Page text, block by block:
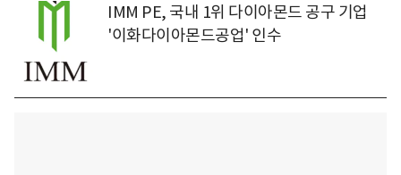
IMM PE, 국내 1위 다이아몬드 공구 기업
'이화다이아몬드공업' 인수